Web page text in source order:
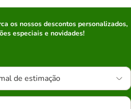
os nossos descontos personalizados,
especiais e novidades!
de estimação